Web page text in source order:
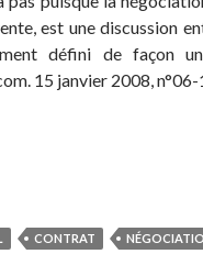
est une discussion
défini de façon
15 janvier 2008,
CONTRAT